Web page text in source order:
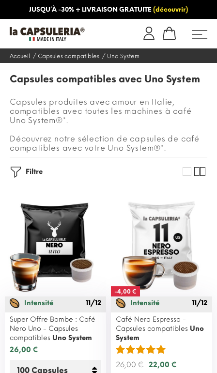
JUSQU’À -30% + LIVRAISON GRATUITE (découvrir)
Accueil Capsules compatibles Uno System
Capsules compatibles avec Uno System
Capsules produites avec amour en Italie,
compatibles avec toutes les machines à café
Uno System®*.
Découvrez notre sélection de capsules de café
compatibles avec votre Uno System®*.
Filtre
Intensité
11/12
Super Offre Bombe : Café
Nero Uno - Capsules
compatibles Uno System
26,00 €
-4,00 €
Intensité
11/12
Café Nero Espresso -
Capsules compatibles Uno
System
26,00 € 22,00 €